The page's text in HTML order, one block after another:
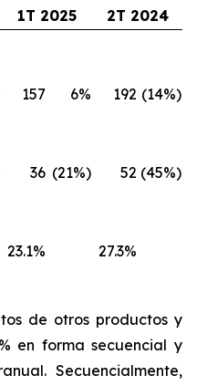
1T 2025
2T 2024
157 6% 192 (14%)
36 (21%) 52 (45%)
23.1% 27.3%
de otros productos y
en forma secuencial y
Secuencialmente,